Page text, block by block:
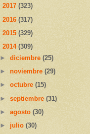
2017 (323)
2016 (317)
2015 (329)
2014 (309)
►diciembre(25)
►noviembre(29)
►octubre(15)
►septiembre(31)
►agosto(30)
►julio(30)